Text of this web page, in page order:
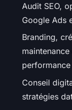
Audit SEO,
Google Ads
Branding,
performance
Conseil
stratégies